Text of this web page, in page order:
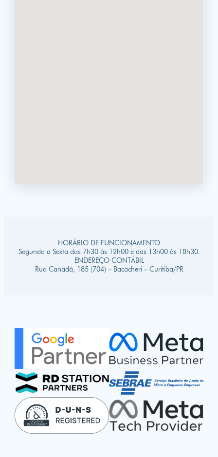
HORÁRIO DE FUNCIONAMENTO
Segunda a Sexta das 7h30 às 12h00 e das 13h00 às 18h30.
ENDEREÇO CONTÁBIL
Rua Canadá, 185 (704) – Bacacheri – Curitiba/PR